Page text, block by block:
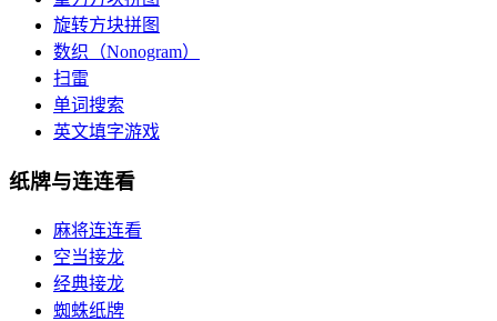
旋转方块拼图
数织（Nonogram）
扫雷
单词搜索
英文填字游戏
纸牌与连连看
麻将连连看
空当接龙
经典接龙
蜘蛛纸牌